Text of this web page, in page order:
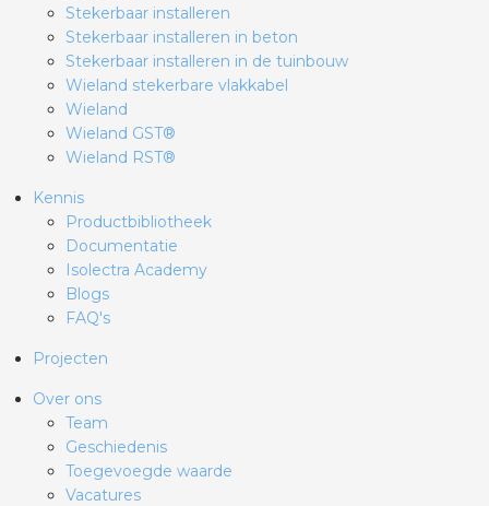
Stekerbaar installeren
Stekerbaar installeren in beton
Stekerbaar installeren in de tuinbouw
Wieland stekerbare vlakkabel
Wieland
Wieland GST®
Wieland RST®
Kennis
Productbibliotheek
Documentatie
Isolectra Academy
Blogs
FAQ's
Projecten
Over ons
Team
Geschiedenis
Toegevoegde waarde
Vacatures